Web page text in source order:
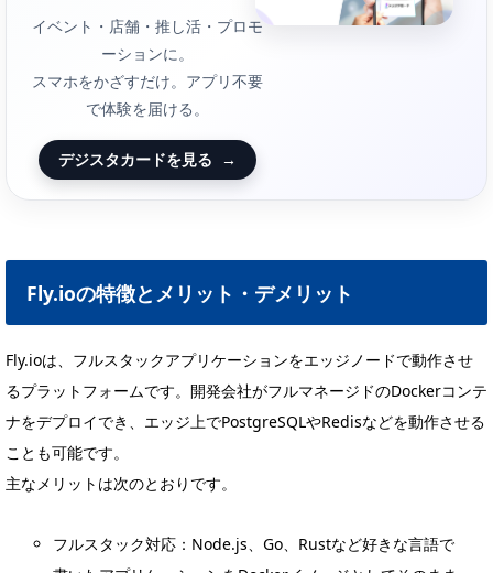
イベント・店舗・推し活・プロモ
ーションに。
スマホをかざすだけ。アプリ不要
で体験を届ける。
デジスタカードを見る →
Fly.ioの特徴とメリット・デメリット
Fly.ioは、フルスタックアプリケーションをエッジノードで動作させ
るプラットフォームです。開発会社がフルマネージドのDockerコンテ
ナをデプロイでき、エッジ上でPostgreSQLやRedisなどを動作させる
ことも可能です。
主なメリットは次のとおりです。
フルスタック対応：Node.js、Go、Rustなど好きな言語で